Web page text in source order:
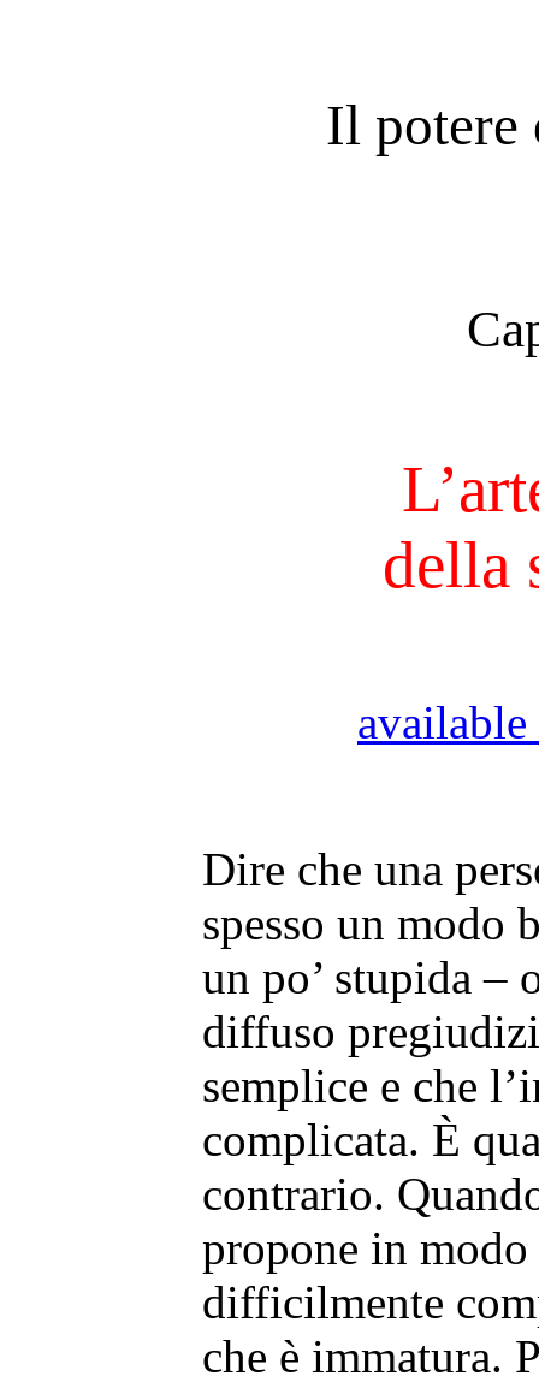
Il potere
della
Dire che una
spesso un modo
un po’ stupida –
diffuso
semplice e che
complicata. È
contrario.
propone in
difficilmente
che è immatura.